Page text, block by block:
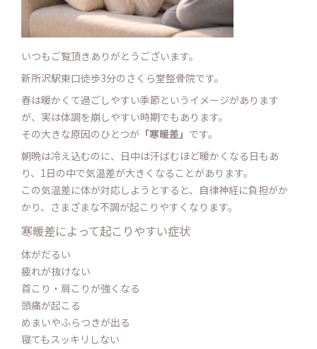
いつもご覧頂きありがとうございます。
新所沢駅東口徒歩3分のさくら堂整骨院です。
春は暖かくて過ごしやすい季節というイメージがあります
が、実は体調を崩しやすい時期でもあります。
その大きな原因のひとつが 「寒暖差」 です。
朝晩は冷え込むのに、日中は汗ばむほど暖かくなる日もあ
り、1日の中で気温差が大きくなることがあります。
この気温差に体が対応しようとすると、自律神経に負担がか
かり、さまざまな不調が起こりやすくなります。
寒暖差によって起こりやすい症状
体がだるい
疲れが抜けない
首こり・肩こりが強くなる
頭痛が起こる
めまいやふらつきが出る
寝てもスッキリしない